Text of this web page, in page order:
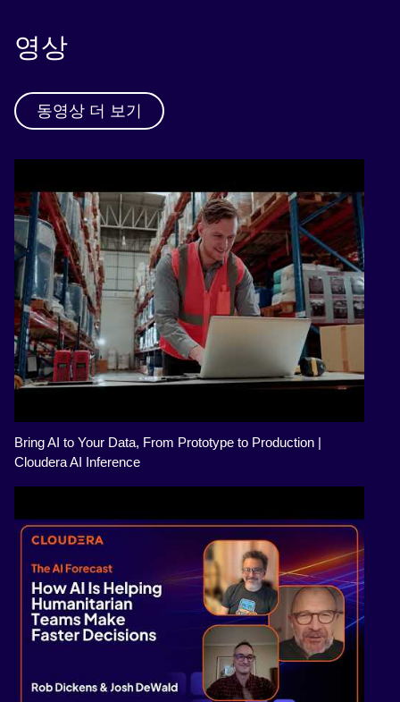
영상
동영상 더 보기
Bring AI to Your Data, From Prototype to Production |
Cloudera AI Inference